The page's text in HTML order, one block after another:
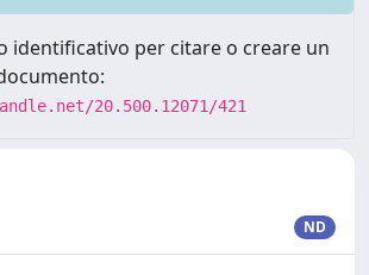
identificativo per citare o creare un
20.500.12071/421
ND